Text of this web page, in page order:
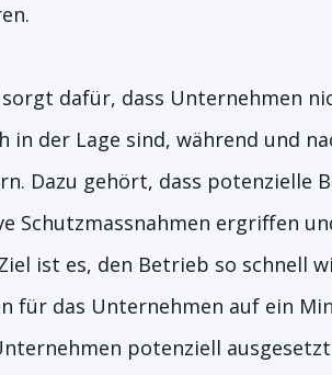
dafür, dass Unternehmen
der Lage sind, während und
Dazu gehört, dass potenzielle
Schutzmassnahmen ergriffen
ist es, den Betrieb so schnell
für das Unternehmen auf ein
potenziell